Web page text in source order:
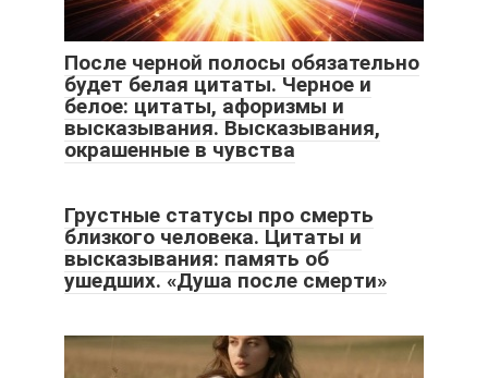
После черной полосы обязательно
будет белая цитаты. Черное и
белое: цитаты, афоризмы и
высказывания. Высказывания,
окрашенные в чувства
Грустные статусы про смерть
близкого человека. Цитаты и
высказывания: память об
ушедших. «Душа после смерти»